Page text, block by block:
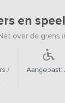
en
over de grens
/
Aangepast: